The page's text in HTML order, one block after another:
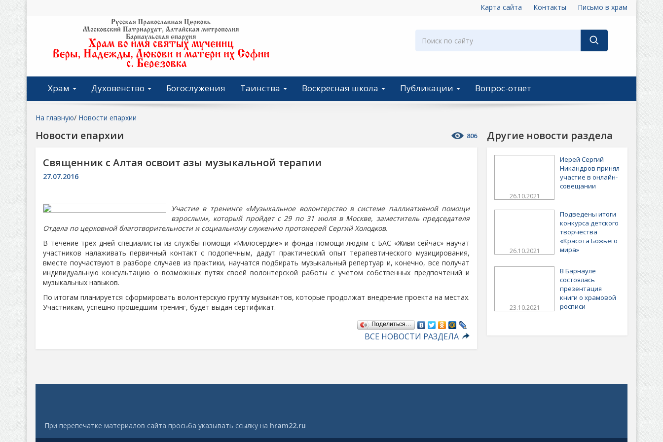
Карта сайта Контакты Письмо в храм
Храм Духовенство Богослужения Таинства Воскресная школа Публикации Вопрос-ответ
На главную/ Новости епархии
Новости епархии 806
Священник с Алтая освоит азы музыкальной терапии
27.07.2016
Участие в тренинге «Музыкальное волонтерство в системе паллиативной помощи
взрослым», который пройдет с 29 по 31 июля в Москве, заместитель председателя
Отдела по церковной благотворительности и социальному служению протоиерей Сергий Холодков.
В течение трех дней специалисты из службы помощи «Милосердие» и фонда помощи людям с БАС «Живи сейчас» научат
участников налаживать первичный контакт с подопечным, дадут практический опыт терапевтического музицирования,
вместе поучаствуют в разборе случаев из практики, научатся подбирать музыкальный репертуар и, конечно, все получат
индивидуальную консультацию о возможных путях своей волонтерской работы с учетом собственных предпочтений и
музыкальных навыков.
По итогам планируется сформировать волонтерскую группу музыкантов, которые продолжат внедрение проекта на местах.
Участникам, успешно прошедшим тренинг, будет выдан сертификат.
Поделиться…
ВСЕ НОВОСТИ РАЗДЕЛА
Другие новости раздела
26.10.2021
Иерей Сергий
Никандров принял
участие в онлайн-
совещании
26.10.2021
Подведены итоги
конкурса детского
творчества
«Красота Божьего
мира»
23.10.2021
В Барнауле
состоялась
презентация
книги о храмовой
росписи
При перепечатке материалов сайта просьба указывать ссылку на hram22.ru